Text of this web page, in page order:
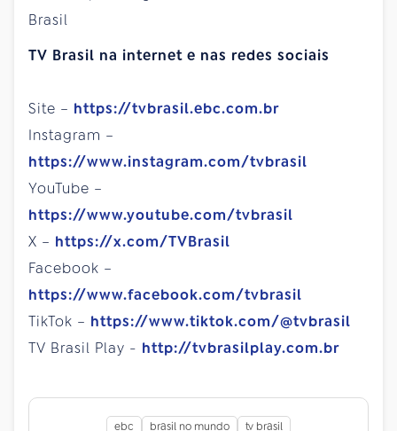
Brasil
TV Brasil na internet e nas redes sociais
Site – https://tvbrasil.ebc.com.br
Instagram –
https://www.instagram.com/tvbrasil
YouTube –
https://www.youtube.com/tvbrasil
X – https://x.com/TVBrasil
Facebook –
https://www.facebook.com/tvbrasil
TikTok – https://www.tiktok.com/@tvbrasil
TV Brasil Play - http://tvbrasilplay.com.br
ebc brasil no mundo tv brasil